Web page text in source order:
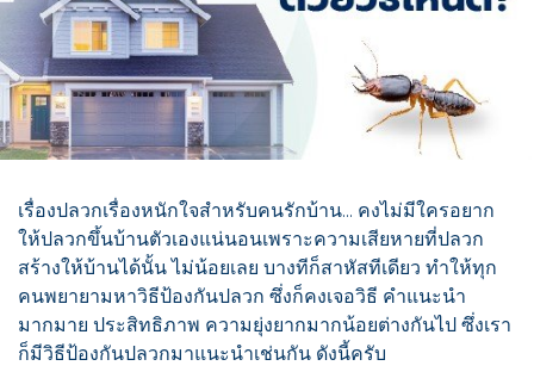
เรื่องปลวกเรื่องหนักใจสำหรับคนรักบ้าน... คงไม่มีใครอยาก
ให้ปลวกขึ้นบ้านตัวเองแน่นอนเพราะความเสียหายที่ปลวก
สร้างให้บ้านได้นั้น ไม่น้อยเลย บางทีก็สาหัสทีเดียว ทำให้ทุก
คนพยายามหาวิธีป้องกันปลวก ซึ่งก็คงเจอวิธี คำแนะนำ
มากมาย ประสิทธิภาพ ความยุ่งยากมากน้อยต่างกันไป ซึ่งเรา
ก็มีวิธีป้องกันปลวกมาแนะนำเช่นกัน ดังนี้ครับ